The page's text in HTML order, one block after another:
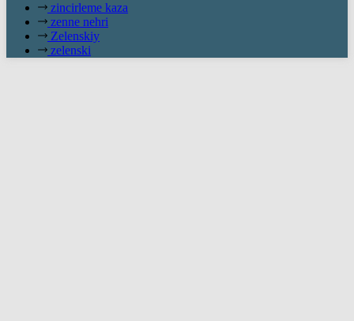
zincirleme kaza
zenne nehri
Zelenskiy
zelenski